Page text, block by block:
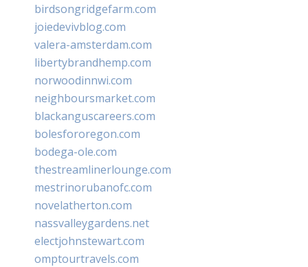
birdsongridgefarm.com
joiedevivblog.com
valera-amsterdam.com
libertybrandhemp.com
norwoodinnwi.com
neighboursmarket.com
blackanguscareers.com
bolesfororegon.com
bodega-ole.com
thestreamlinerlounge.com
mestrinorubanofc.com
novelatherton.com
nassvalleygardens.net
electjohnstewart.com
omptourtravels.com